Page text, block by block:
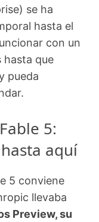
se ha
hasta el
con un
hasta que
pueda
5:
aquí
5 conviene
llevaba
Preview, su